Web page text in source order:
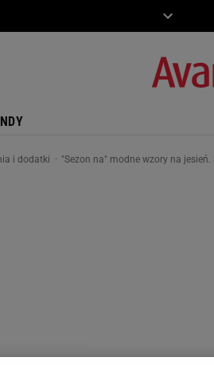
i dodatki "Sezon na" modne wzory na